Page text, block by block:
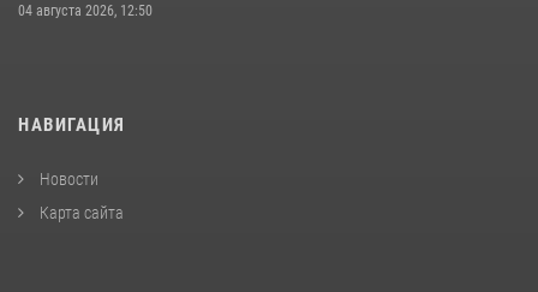
04 августа 2026, 12:50
НАВИГАЦИЯ
Новости
Карта сайта